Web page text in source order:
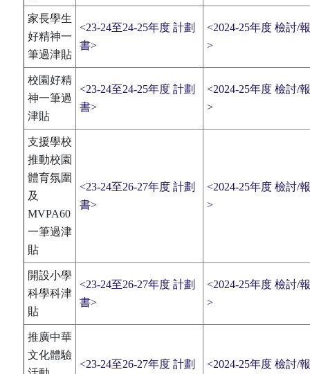
家長學生
好精神一
筆過津貼
<23-24至24-25年度 計劃
書>
<2024-25年度 檢討/
>
校園好精
神一筆過
津貼
<23-24至24-25年度 計劃
書>
<2024-25年度 檢討/
>
支援學校
推動校園
體育氛圍
及
MVPA60
一筆過津
貼
<23-24至26-27年度 計劃
書>
<2024-25年度 檢討/
>
開設小學
科學科津
貼
<23-24至26-27年度 計劃
書>
<2024-25年度 檢討/
>
推廣中華
文化體驗
<23-24至26-27年度 計劃
<2024-25年度 檢討/